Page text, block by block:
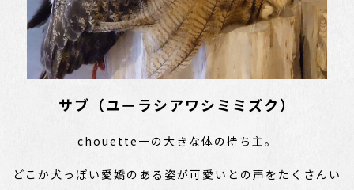
サブ（ユーラシアワシミミズク）
chouette一の大きな体の持ち主。
どこか犬っぽい愛嬌のある姿が可愛いとの声をたくさんい